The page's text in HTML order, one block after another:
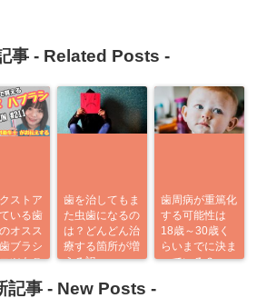
事 - Related Posts -
ストア
いる歯
オスス
ブラシ
ツもご
歯を治してもま
た虫歯になるの
は？どんどん治
療する箇所が増
える訳
歯周病が重篤化
する可能性は
18歳～30歳く
らいまでに決ま
っている？
記事 - New Posts -